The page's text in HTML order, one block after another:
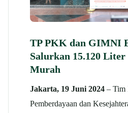
TP PKK dan GIMNI
Salurkan 15.120
Murah
Jakarta, 19 Juni 2024 – Tim
Pemberdayaan dan